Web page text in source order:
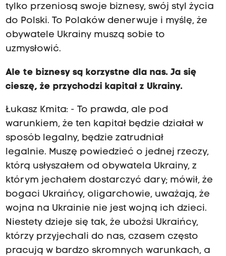
tylko przeniosą swoje biznesy, swój styl życia
do Polski. To Polaków denerwuje i myślę, że
obywatele Ukrainy muszą sobie to
uzmysłowić.
Ale te biznesy są korzystne dla nas. Ja się
cieszę, że przychodzi kapitał z Ukrainy.
Łukasz Kmita: - To prawda, ale pod
warunkiem, że ten kapitał będzie działał w
sposób legalny, będzie zatrudniał
legalnie. Muszę powiedzieć o jednej rzeczy,
którą usłyszałem od obywatela Ukrainy, z
którym jechałem dostarczyć dary; mówił, że
bogaci Ukraińcy, oligarchowie, uważają, że
wojna na Ukrainie nie jest wojną ich dzieci.
Niestety dzieje się tak, że ubożsi Ukraińcy,
którzy przyjechali do nas, czasem często
pracują w bardzo skromnych warunkach, a